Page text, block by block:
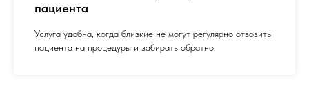
пациента
Услуга удобна, когда близкие не могут регулярно отвозить
пациента на процедуры и забирать обратно.